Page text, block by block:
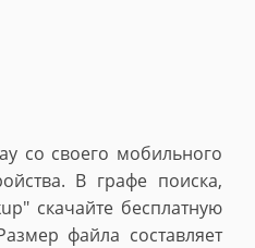
со своего мобильного
В графе поиска,
скачайте бесплатную
файла составляет